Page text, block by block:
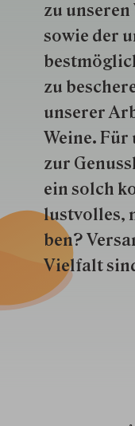
zu
so­wie der
zu
unserer
Weine. Für
zur
ein solch
lustvolles,
ben?
Vielfalt